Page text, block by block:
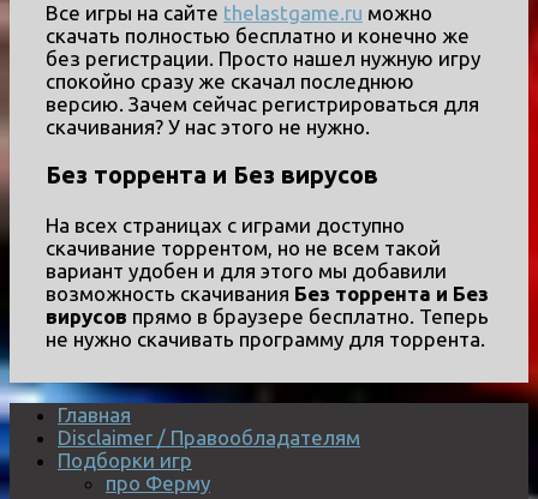
Все игры на сайте thelastgame.ru можно
скачать полностью бесплатно и конечно же
без регистрации. Просто нашел нужную игру
спокойно сразу же скачал последнюю
версию. Зачем сейчас регистрироваться для
скачивания? У нас этого не нужно.
Без торрента и Без вирусов
На всех страницах с играми доступно
скачивание торрентом, но не всем такой
вариант удобен и для этого мы добавили
возможность скачивания Без торрента и Без
вирусов прямо в браузере бесплатно. Теперь
не нужно скачивать программу для торрента.
Главная
Disclaimer / Правообладателям
Подборки игр
про Ферму